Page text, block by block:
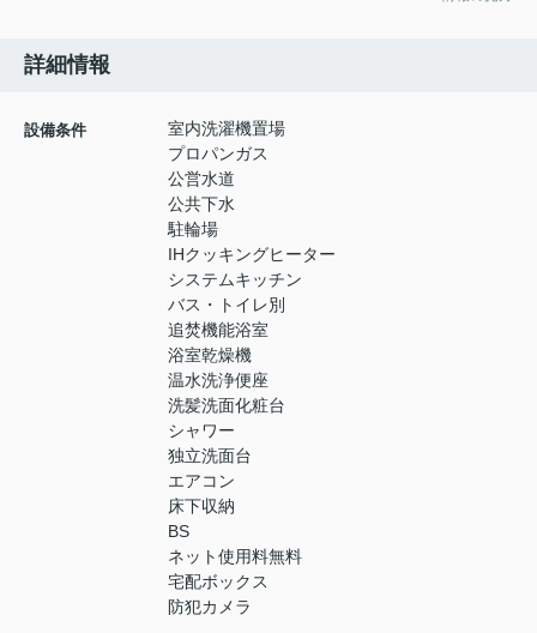
詳細情報
設備条件
室内洗濯機置場
プロパンガス
公営水道
公共下水
駐輪場
IHクッキングヒーター
システムキッチン
バス・トイレ別
追焚機能浴室
浴室乾燥機
温水洗浄便座
洗髪洗面化粧台
シャワー
独立洗面台
エアコン
床下収納
BS
ネット使用料無料
宅配ボックス
防犯カメラ